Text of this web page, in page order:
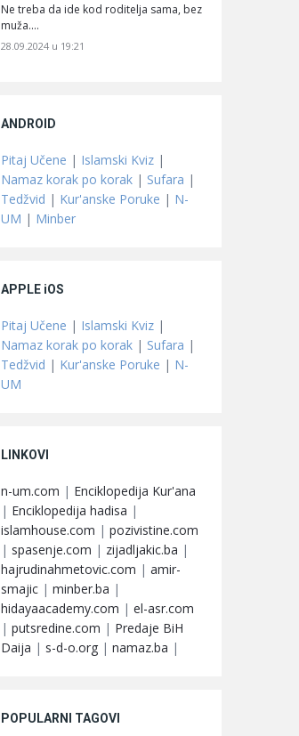
Ne treba da ide kod roditelja sama, bez
muža.…
28.09.2024 u 19:21
ANDROID
Pitaj Učene | Islamski Kviz |
Namaz korak po korak | Sufara |
Tedžvid | Kur'anske Poruke | N-
UM | Minber
APPLE iOS
Pitaj Učene | Islamski Kviz |
Namaz korak po korak | Sufara |
Tedžvid | Kur'anske Poruke | N-
UM
LINKOVI
n-um.com | Enciklopedija Kur'ana
| Enciklopedija hadisa |
islamhouse.com | pozivistine.com
| spasenje.com | zijadljakic.ba |
hajrudinahmetovic.com | amir-
smajic | minber.ba |
hidayaacademy.com | el-asr.com
| putsredine.com | Predaje BiH
Daija | s-d-o.org | namaz.ba |
POPULARNI TAGOVI